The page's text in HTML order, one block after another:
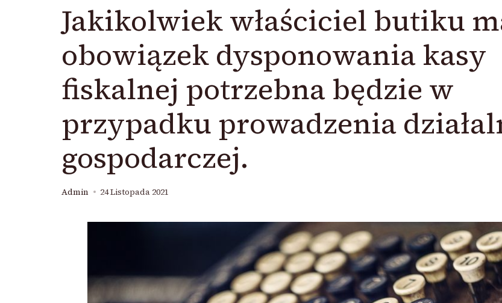
Jakikolwiek właściciel butiku
obowiązek dysponowania kasy
fiskalnej potrzebna będzie w
przypadku prowadzenia
gospodarczej.
Admin 24 Listopada 2021